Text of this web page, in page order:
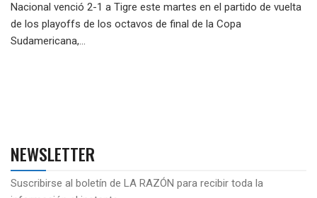
Nacional venció 2-1 a Tigre este martes en el partido de vuelta
de los playoffs de los octavos de final de la Copa
Sudamericana,...
NEWSLETTER
Suscribirse al boletín de LA RAZÓN para recibir toda la